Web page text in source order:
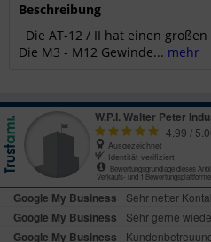
Beschreibung
Die AT-12 / II hat einen
Die M3 - M12 Gewinde... mehr